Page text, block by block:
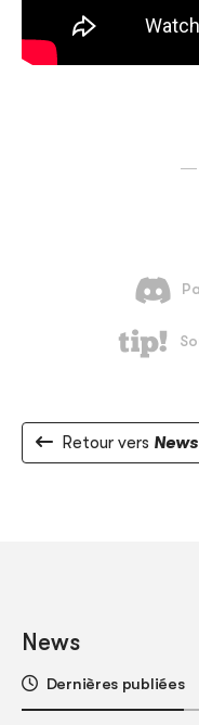
Retour vers News
News
Dernières publiées